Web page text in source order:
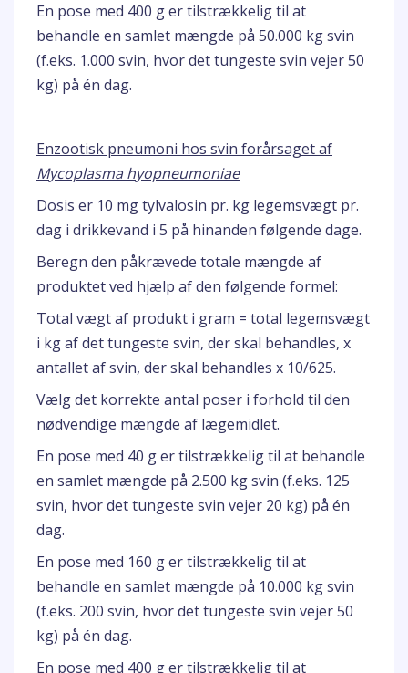
En pose med 400 g er tilstrækkelig til at
behandle en samlet mængde på 50.000 kg svin
(f.eks. 1.000 svin, hvor det tungeste svin vejer 50
kg) på én dag.
Enzootisk pneumoni hos svin forårsaget af
Mycoplasma hyopneumoniae
Dosis er 10 mg tylvalosin pr. kg legemsvægt pr.
dag i drikkevand i 5 på hinanden følgende dage.
Beregn den påkrævede totale mængde af
produktet ved hjælp af den følgende formel:
Total vægt af produkt i gram = total legemsvægt
i kg af det tungeste svin, der skal behandles, x
antallet af svin, der skal behandles x 10/625.
Vælg det korrekte antal poser i forhold til den
nødvendige mængde af lægemidlet.
En pose med 40 g er tilstrækkelig til at behandle
en samlet mængde på 2.500 kg svin (f.eks. 125
svin, hvor det tungeste svin vejer 20 kg) på én
dag.
En pose med 160 g er tilstrækkelig til at
behandle en samlet mængde på 10.000 kg svin
(f.eks. 200 svin, hvor det tungeste svin vejer 50
kg) på én dag.
En pose med 400 g er tilstrækkelig til at